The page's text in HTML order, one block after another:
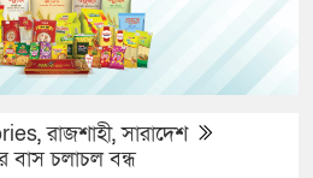
,রাজশাহী,সারাদেশ
বাস চলাচল বন্ধ